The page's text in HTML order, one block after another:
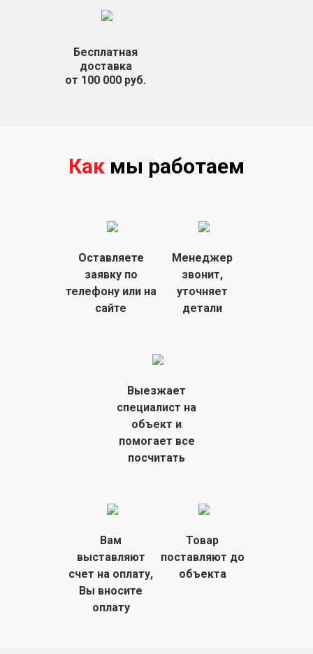
Бесплатная
доставка
от 100 000 руб.
Как мы работаем
Оставляете
заявку по
телефону или на
сайте
Менеджер
звонит,
уточняет
детали
Выезжает
специалист на
объект и
помогает все
посчитать
Вам
выставляют
счет на оплату,
Вы вносите
оплату
Товар
поставляют до
объекта